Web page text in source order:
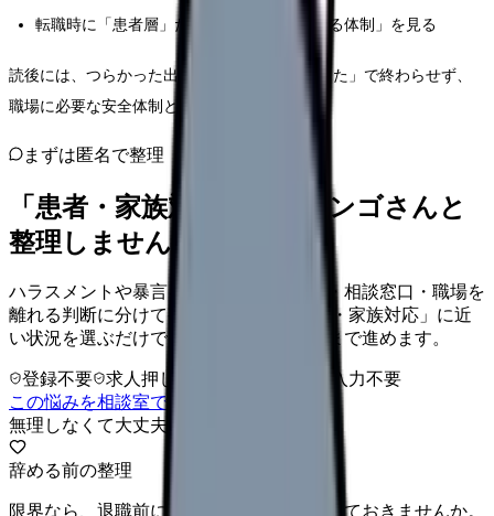
転職時に「患者層」だけでなく「職員を守る体制」を見る
読後には、つらかった出来事を「自分が悪かった」で終わらせず、
職場に必要な安全体制として整理できます。
まずは匿名で整理
「患者・家族対応」を、カンゴさんと
整理しませんか。
ハラスメントや暴言を、身の安全・記録・相談窓口・職場を
離れる判断に分けて整理します。 「患者・家族対応」に近
い状況を選ぶだけで、次に確認することまで進めます。
登録不要 求人押し売りなし
病院名は入力不要
この悩みを相談室で整理する
無理しなくて大丈夫
辞める前の整理
限界なら、退職前に次の逃げ道だけ確保しておきませんか。